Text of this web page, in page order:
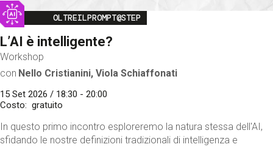
Image
OLTREILPROMPT@STEP
L’AI è intelligente?
Workshop
con Nello Cristianini, Viola Schiaffonati
15 Set 2026 / 18:30 - 20:00
Costo
gratuito
In questo primo incontro esploreremo la natura stessa dell'AI,
sfidando le nostre definizioni tradizionali di intelligenza e